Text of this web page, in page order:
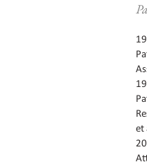
et